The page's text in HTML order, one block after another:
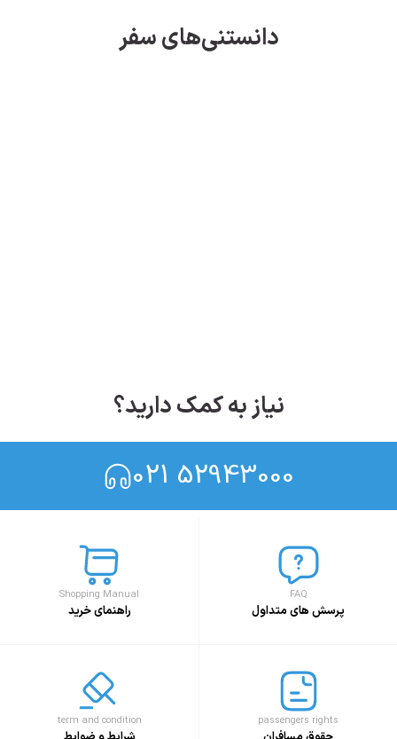
دانستنی‌های سفر
نیاز به کمک دارید؟
021 52943000
FAQ
پرسش های متداول
Shopping Manual
راهنمای خرید
passengers rights
term and condition